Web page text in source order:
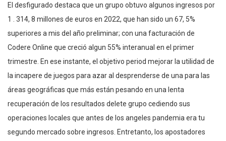
El desfigurado destaca que un grupo obtuvo algunos ingresos por
1 . 314, 8 millones de euros en 2022, que han sido un 67, 5%
superiores a mis del año preliminar; con una facturación de
Codere Online que creció algun 55% interanual en el primer
trimestre. En ese instante, el objetivo period mejorar la utilidad de
la incapere de juegos para azar al desprenderse de una para las
áreas geográficas que más están pesando en una lenta
recuperación de los resultados delete grupo cediendo sus
operaciones locales que antes de los angeles pandemia era tu
segundo mercado sobre ingresos. Entretanto, los apostadores